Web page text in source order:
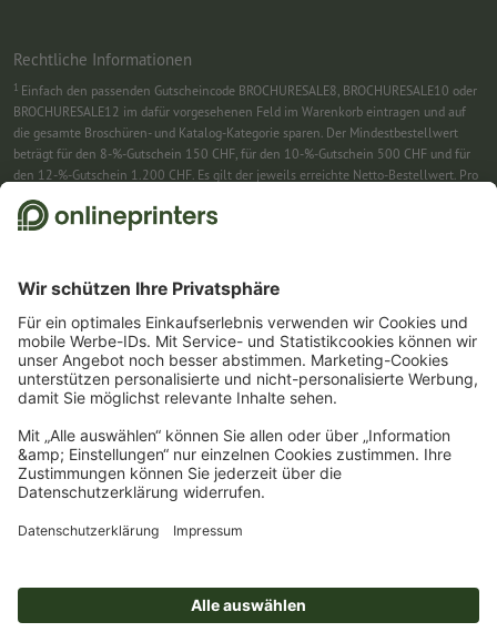
Rechtliche Informationen
1 Einfach den passenden Gutscheincode BROCHURESALE8, BROCHURESALE10 oder
BROCHURESALE12 im dafür vorgesehenen Feld im Warenkorb eintragen und auf
die gesamte Broschüren- und Katalog-Kategorie sparen. Der Mindestbestellwert
beträgt für den 8-%-Gutschein 150 CHF, für den 10-%-Gutschein 500 CHF und für
den 12-%-Gutschein 1.200 CHF. Es gilt der jeweils erreichte Netto-Bestellwert. Pro
Bestellung ist nur ein Gutscheincode einlösbar. Mehrfach einlösbar. Keine
Barauszahlung. Nicht mit weiteren Aktionen kombinierbar. Die Aktion gilt bis
Warenkorb eintragen und auf ausgewählte Produkte sparen. Kein
Mindestbestellwert. Mehrfach einlösbar. Keine Barauszahlung. Nicht mit weiteren
Aktionen kombinierbar. Die Aktion gilt bis einschliesslich 31.08.2026.
3 Einfach den Gutscheincode STICKYNOTES26-20 im dafür vorgesehenen Feld im
Warenkorb eintragen und auf ausgewählte Produkte sparen. Kein
Aktionen kombinierbar. Die Aktion gilt bis einschliesslich 31.08.2026.
4Sie erhalten zunächst eine E-Mail, in der Sie die Anmeldung zum Newsletter durch
einen Klick bestätigen. Erst dann senden wir Ihnen den Rabattcode und künftig
Maximale Höhe des Rabatts: 150 CHF des Bestellwerts (netto). Einmalig einlösbar.